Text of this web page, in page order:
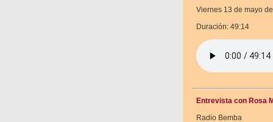
Viernes 13 de mayo
Duración: 49:14
Entrevista con Rosa
Radio Bemba